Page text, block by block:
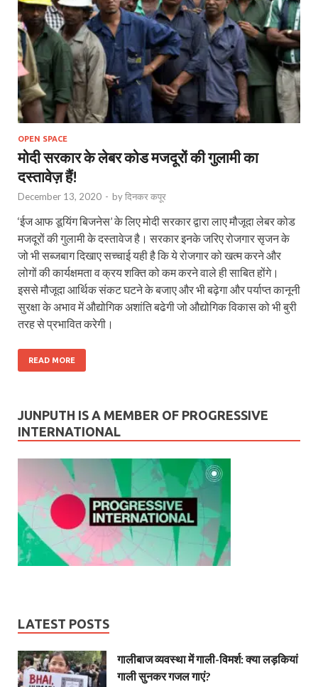
OPEN SPACE
मोदी सरकार के लेबर कोड मजदूरों की गुलामी का
दस्तावेज़ हैं!
December 13, 2020 - byदिनकर कपूर
‘ईज आफ डूयिंग बिजनेस’ के लिए मोदी सरकार द्वारा लाए मौजूदा लेबर कोड
मजदूरों की गुलामी के दस्तावेज है। सरकार इनके जरिए रोजगार सृजन के
जो भी सब्जबाग दिखाए सच्चाई यही है कि ये रोजगार को खत्म करने और
लोगों की कार्यक्षमता व क्रय शक्ति को कम करने वाले ही साबित होंगे।
इससे मौजूदा आर्थिक संकट घटने के बजाए और भी बढ़ेगा और पर्याप्त कानूनी
सुरक्षा के अभाव में औद्योगिक अशांति बढेगी जो औद्योगिक विकास को भी बुरी
तरह से प्रभावित करेगी।
READ MORE
JUNPUTH IS A MEMBER OF PROGRESSIVE
INTERNATIONAL
LATEST POSTS
गालीबाज व्‍यवस्‍था में गाली-विमर्श: क्या लड़कियां
गाली सुनकर गजल गाएं?